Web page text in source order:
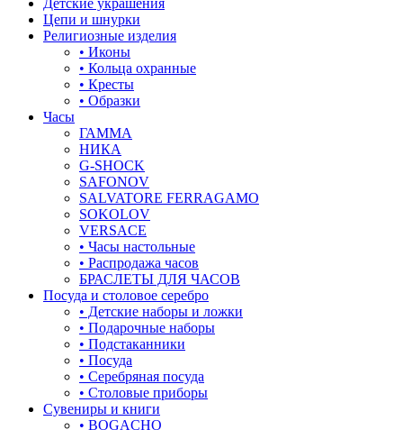
Детские украшения
Цепи и шнурки
Религиозные изделия
• Иконы
• Кольца охранные
• Кресты
• Образки
Часы
ГАММА
НИКА
G-SHOCK
SAFONOV
SALVATORE FERRAGAMO
SOKOLOV
VERSACE
• Часы настольные
• Распродажа часов
БРАСЛЕТЫ ДЛЯ ЧАСОВ
Посуда и столовое серебро
• Детские наборы и ложки
• Подарочные наборы
• Подстаканники
• Посуда
• Серебряная посуда
• Столовые приборы
Сувениры и книги
• BOGACHO